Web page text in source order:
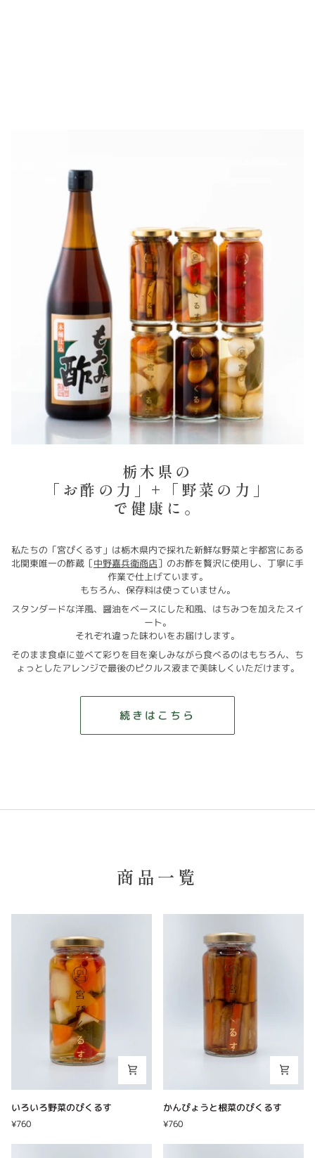
栃木県の
「お酢の力」+「野菜の力」
で健康に。
私たちの「宮ぴくるす」は栃木県内で採れた新鮮な野菜と宇都宮にある
北関東唯一の酢蔵［中野嘉兵衛商店］のお酢を贅沢に使用し、丁寧に手
作業で仕上げています。
もちろん、保存料は使っていません。
スタンダードな洋風、醤油をベースにした和風、はちみつを加えたスイ
ート。
それぞれ違った味わいをお届けします。
そのまま食卓に並べて彩りを目を楽しみながら食べるのはもちろん、ち
ょっとしたアレンジで最後のピクルス液まで美味しくいただけます。
続きはこちら
商品一覧
ろ
い
ろ
いろいろ野菜のぴくるす
¥760
か
ん
ぴ
ょ
かんぴょうと根菜のぴくるす
¥760